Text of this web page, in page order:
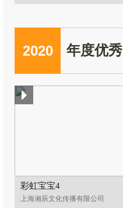
2020 年度优
彩虹宝宝4
上海湘辰文化传播有限公司